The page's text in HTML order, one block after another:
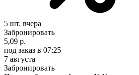
5 шт. вчера
Забронировать
5,09 р.
под заказ в 07:25
7 августа
Забронировать